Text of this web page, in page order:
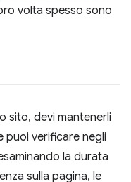
volta spesso sono
sito, devi mantenerli
puoi verificare negli
la durata
sulla pagina, le